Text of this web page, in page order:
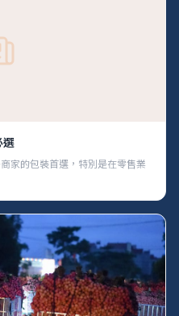
選
家的包裝首選，特別是在零售業